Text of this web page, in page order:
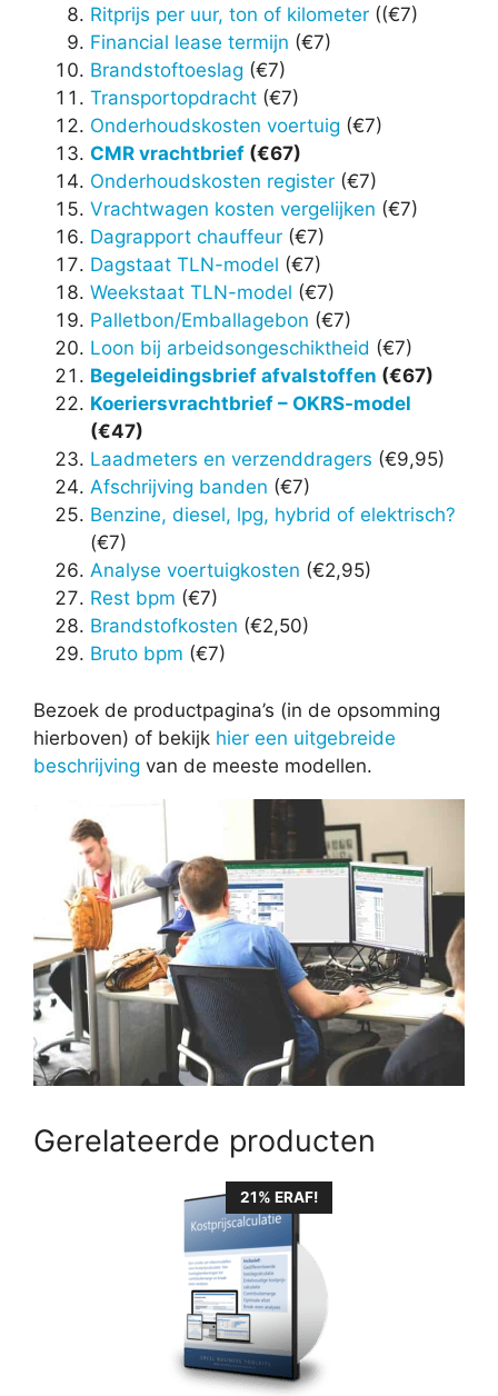
Ritprijs per uur, ton of kilometer ((€7)
Financial lease termijn (€7)
Brandstoftoeslag (€7)
Transportopdracht (€7)
Onderhoudskosten voertuig (€7)
CMR vrachtbrief (€67)
Onderhoudskosten register (€7)
Vrachtwagen kosten vergelijken (€7)
Dagrapport chauffeur (€7)
Dagstaat TLN-model (€7)
Weekstaat TLN-model (€7)
Palletbon/Emballagebon (€7)
Loon bij arbeidsongeschiktheid (€7)
Begeleidingsbrief afvalstoffen (€67)
Koeriersvrachtbrief – OKRS-model
(€47)
Laadmeters en verzenddragers (€9,95)
Afschrijving banden (€7)
Benzine, diesel, lpg, hybrid of elektrisch?
(€7)
Analyse voertuigkosten (€2,95)
Rest bpm (€7)
Brandstofkosten (€2,50)
Bruto bpm (€7)
Bezoek de productpagina’s (in de opsomming
hierboven) of bekijk hier een uitgebreide
beschrijving van de meeste modellen.
Gerelateerde producten
21% ERAF!